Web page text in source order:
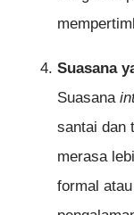
Suasana
Suasana
santai dan
merasa
formal